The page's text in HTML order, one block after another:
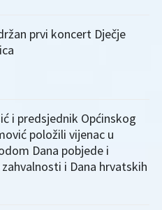
prvi koncert Dječje
i predsjednik Općinskog
položili vijenac u
Dana pobjede i
i Dana hrvatskih